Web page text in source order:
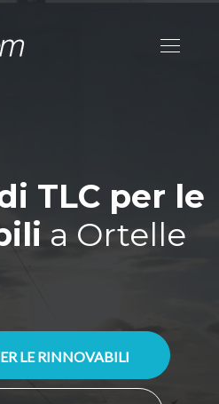
TLC per le
a Ortelle
LE RINNOVABILI